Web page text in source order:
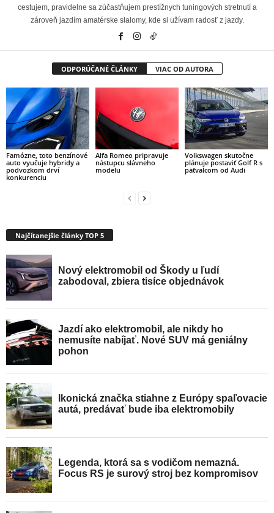
cestujem, pravidelne sa zúčastňujem prestížnych tuningových stretnutí a
zároveň jazdím amatérske slalomy, kde si užívam radosť z jazdy.
ODPORÚČANÉ ČLÁNKY VIAC OD AUTORA
Famózne, toto benzínové
auto vyučuje hybridy a
podvozkom drví
konkurenciu
Alfa Romeo pripravuje
nástupcu slávneho
modelu
Volkswagen skutočne
plánuje postaviť Golf R s
päťvalcom od Audi
Najčítanejšie články TOP 5